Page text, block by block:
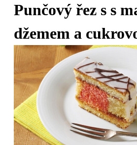
Punčový řez s s
džemem a